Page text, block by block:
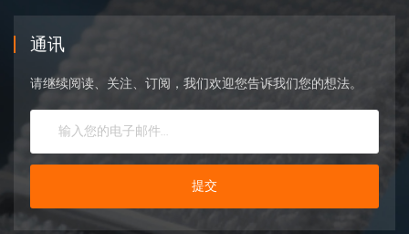
通讯
请继续阅读、关注、订阅，我们欢迎您告诉我们您的想法。